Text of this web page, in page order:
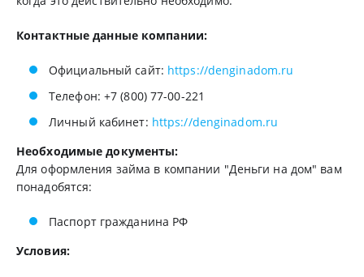
Контактные данные компании:
Официальный сайт: https://denginadom.ru
Телефон: +7 (800) 77-00-221
Личный кабинет: https://denginadom.ru
Необходимые документы:
Для оформления займа в компании "Деньги на дом" вам
понадобятся:
Паспорт гражданина РФ
Условия: